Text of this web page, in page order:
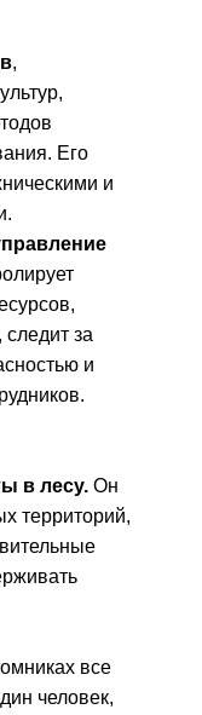
,
Его
и
следит за
и
в лесу. Он
территорий,
все
человек,